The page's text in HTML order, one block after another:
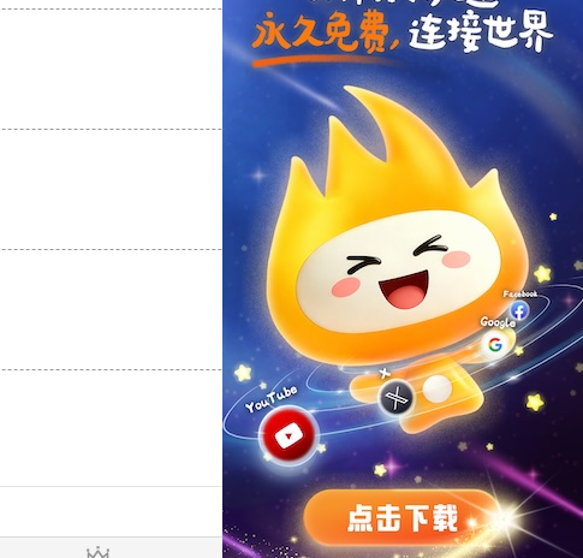
支持
反对 [0]
支持[0] 反对[0]